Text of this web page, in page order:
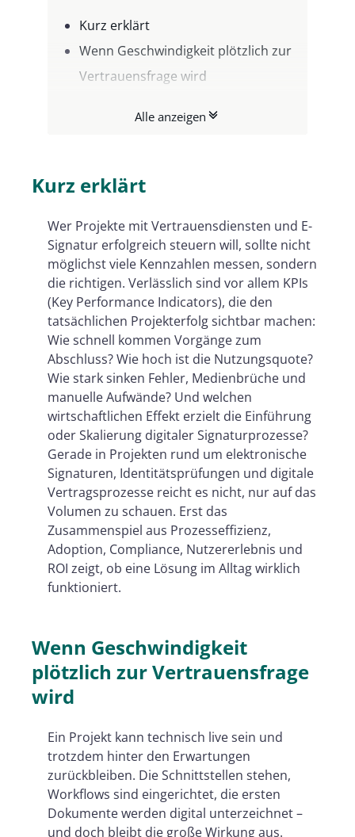
Kurz erklärt
Wenn Geschwindigkeit plötzlich zur
Vertrauensfrage wird
verlässlich macht
zum Abschluss
Projekterfolg
Fehlerquote und Nachbearbeitung:
Der stille Kostenfaktor
Compliance sichtbar machen statt
nur voraussetzen
Wirtschaftlichkeit: ROI ja, aber bitte
realistisch
Kundenerlebnis und
Abschlussquote nicht getrennt
denken
Diese KPIs sollten zusammen
betrachtet werden
Typische Fehler bei der KPI-
Auswahl
Warum KPI-Reife zum
EUDI Wallet verändert
Fazit
Alle anzeigen
Kurz erklärt
Wer Projekte mit Vertrauensdiensten und E-
Signatur erfolgreich steuern will, sollte nicht
möglichst viele Kennzahlen messen, sondern
die richtigen. Verlässlich sind vor allem KPIs
(Key Performance Indicators), die den
tatsächlichen Projekterfolg sichtbar machen:
Wie schnell kommen Vorgänge zum
Abschluss? Wie hoch ist die Nutzungsquote?
Wie stark sinken Fehler, Medienbrüche und
manuelle Aufwände? Und welchen
wirtschaftlichen Effekt erzielt die Einführung
oder Skalierung digitaler Signaturprozesse?
Gerade in Projekten rund um elektronische
Signaturen, Identitätsprüfungen und digitale
Vertragsprozesse reicht es nicht, nur auf das
Volumen zu schauen. Erst das
Zusammenspiel aus Prozesseffizienz,
Adoption, Compliance, Nutzererlebnis und
ROI zeigt, ob eine Lösung im Alltag wirklich
funktioniert.
Wenn Geschwindigkeit
plötzlich zur Vertrauensfrage
wird
Ein Projekt kann technisch live sein und
trotzdem hinter den Erwartungen
zurückbleiben. Die Schnittstellen stehen,
Workflows sind eingerichtet, die ersten
Dokumente werden digital unterzeichnet –
und doch bleibt die große Wirkung aus.